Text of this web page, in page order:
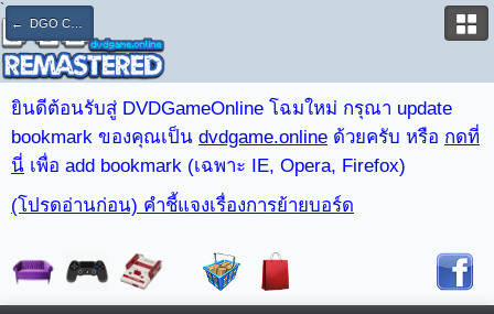
`
← DGO CLUB : PS4 & PS3
ยินดีต้อนรับสู่ DVDGameOnline โฉมใหม่ กรุณา update
bookmark ของคุณเป็น dvdgame.online ด้วยครับ หรือ กดที่
นี่ เพื่อ add bookmark (เฉพาะ IE, Opera, Firefox)
(โปรดอ่านก่อน) คำชี้แจงเรื่องการย้ายบอร์ด